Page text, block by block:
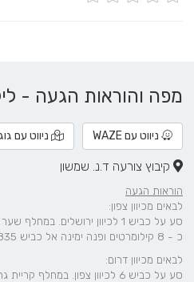
מפה והוראות הגעה -
ניווט עם WAZE ניווט עם
קיבוץ צורעה ד.נ. שמשון
הוראות הגעה
לבאים מכיוון צפון:
כ - 8 קילומרטים ופנה ימינה אל כביש 3835 לצרעה.
לבאים מכיוון דרום:
סע על כביש 6 לכיוון צפון.